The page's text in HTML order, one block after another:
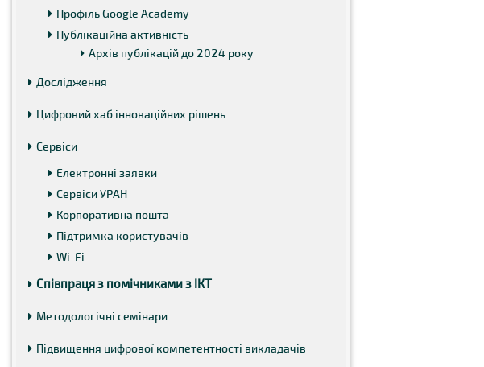
Профіль Google Academy
Публікаційна активність
Архів публікацій до 2024 року
Дослідження
Цифровий хаб інноваційних рішень
Сервіси
Електронні заявки
Сервіси УРАН
Корпоративна пошта
Підтримка користувачів
Wi-Fi
Співпраця з помічниками з ІКТ
Методологічні семінари
Підвищення цифрової компетентності викладачів